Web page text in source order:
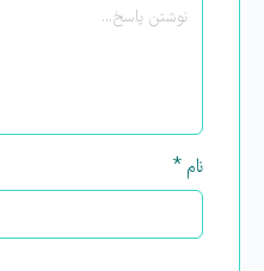
نام *